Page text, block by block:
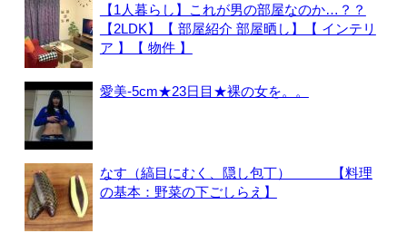
【1人暮らし】これが男の部屋なのか…？？
【2LDK】【 部屋紹介 部屋晒し】【 インテリ
ア 】【 物件 】
愛美-5cm★23日目★裸の女を。。
なす（縞目にむく、隠し包丁） 【料理
の基本：野菜の下ごしらえ】